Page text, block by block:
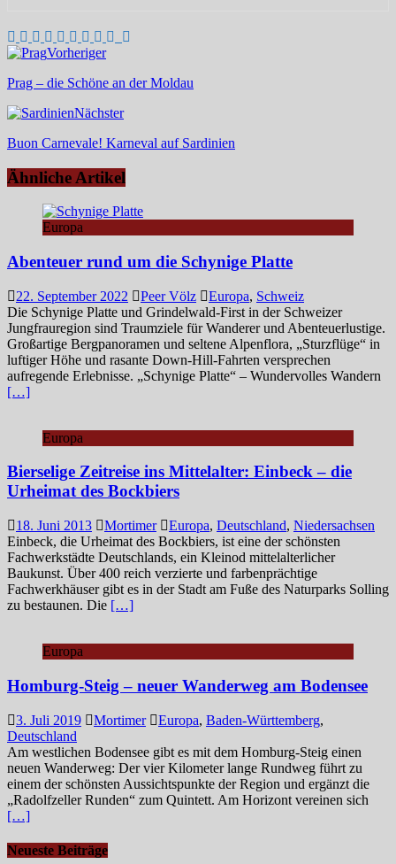
Vorheriger
Prag – die Schöne an der Moldau
Nächster
Buon Carnevale! Karneval auf Sardinien
Ähnliche Artikel
Europa
Abenteuer rund um die Schynige Platte
22. September 2022 Peer Völz Europa, Schweiz
Die Schynige Platte und Grindelwald-First in der Schweizer
Jungfrauregion sind Traumziele für Wanderer und Abenteuerlustige.
Großartige Bergpanoramen und seltene Alpenflora, „Sturzflüge“ in
luftiger Höhe und rasante Down-Hill-Fahrten versprechen
aufregende Erlebnisse. „Schynige Platte“ – Wundervolles Wandern
[…]
Europa
Bierselige Zeitreise ins Mittelalter: Einbeck – die
Urheimat des Bockbiers
18. Juni 2013 Mortimer Europa, Deutschland, Niedersachsen
Einbeck, die Urheimat des Bockbiers, ist eine der schönsten
Fachwerkstädte Deutschlands, ein Kleinod mittelalterlicher
Baukunst. Über 400 reich verzierte und farbenprächtige
Fachwerkhäuser gibt es in der Stadt am Fuße des Naturparks Solling
zu bestaunen. Die […]
Europa
Homburg-Steig – neuer Wanderweg am Bodensee
3. Juli 2019 Mortimer Europa, Baden-Württemberg,
Deutschland
Am westlichen Bodensee gibt es mit dem Homburg-Steig einen
neuen Wanderweg: Der vier Kilometer lange Rundweg führt zu
einem der schönsten Aussichtspunkte der Region und ergänzt die
„Radolfzeller Runden“ zum Quintett. Am Horizont vereinen sich
[…]
Neueste Beiträge